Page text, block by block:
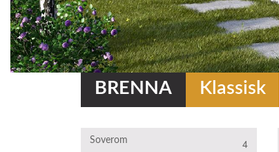
BRENNA Klassisk
Soverom 4